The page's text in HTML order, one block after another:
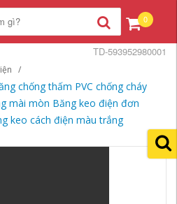
0
chống thấm PVC chống cháy
mài mòn Băng keo điện đơn
keo cách điện màu trắng
TD-593952980001